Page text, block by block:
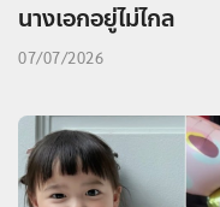
นางเอกอยู่ไม่ไกล
07/07/2026